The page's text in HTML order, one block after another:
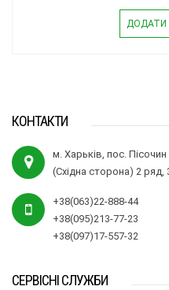
ДОДАТИ
КОНТАКТИ
м. Харьків, пос.
(Східна сторона) 2 ряд,
+38(063)22-888-44
+38(095)213-77-23
+38(097)17-557-32
СЕРВІСНІ СЛУЖБИ